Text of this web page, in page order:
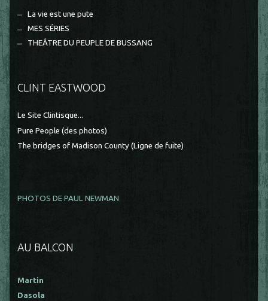
La vie est une pute
MES SÉRIES
THEÂTRE DU PEUPLE DE BUSSANG
CLINT EASTWOOD
Le Site Clintisque...
Pure People (des photos)
The bridges of Madison County (Ligne de fuite)
PHOTOS DE PAUL NEWMAN
AU BALCON
Martin
Dasola